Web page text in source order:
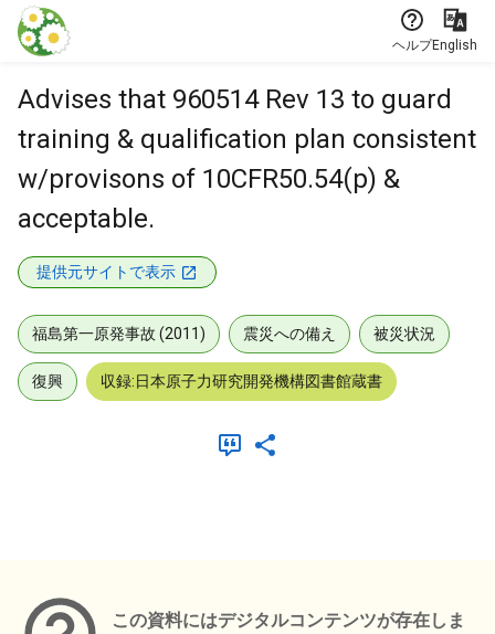
本文に飛ぶ
ヘルプEnglish
Advises that 960514 Rev 13 to guard
training & qualification plan consistent
w/provisons of 10CFR50.54(p) &
acceptable.
提供元サイトで表示
福島第一原発事故 (2011) 震災への備え 被災状況
復興 収録:日本原子力研究開発機構図書館蔵書
この資料にはデジタルコンテンツが存在しま